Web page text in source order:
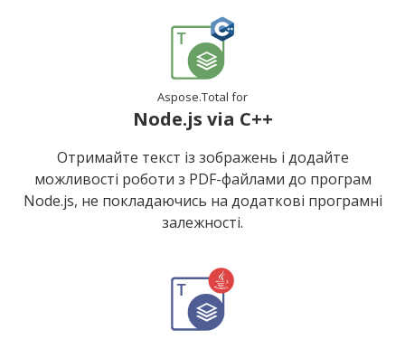
Aspose.Total for
Node.js via C++
Отримайте текст із зображень і додайте
можливості роботи з PDF-файлами до програм
Node.js, не покладаючись на додаткові програмні
залежності.